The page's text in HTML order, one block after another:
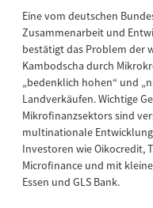
Eine vom deutschen
Zusammenarbeit und
bestätigt das Problem der
Kambodscha durch
„bedenklich hohen“ und
Landverkäufen. Wichtige
Mikrofinanzsektors sind
multinationale
Investoren wie Oikocredit,
Microfinance und mit
Essen und GLS Bank.